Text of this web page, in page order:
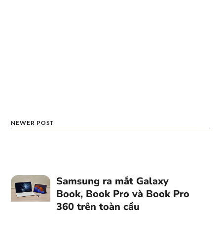
NEWER POST
Samsung ra mắt Galaxy
Book, Book Pro và Book Pro
360 trên toàn cầu